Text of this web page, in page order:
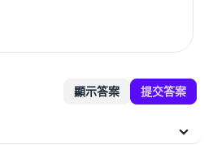
顯示答案 提交答案